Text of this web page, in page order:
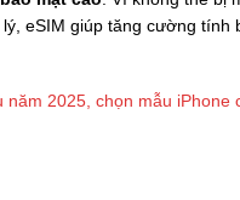
eSIM giúp tăng cường tính
năm 2025, chọn mẫu iPhone